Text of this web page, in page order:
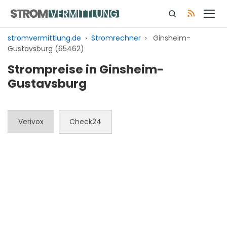
Inhalt
springen
stromvermittlung.de › Stromrechner › Ginsheim-
Gustavsburg (65462)
Strompreise in Ginsheim-
Gustavsburg
Verivox Check24